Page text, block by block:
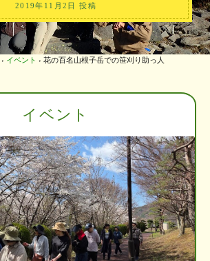
2019年11月2日 投稿
› イベント › 花の百名山根子岳での笹刈り助っ人
イベント